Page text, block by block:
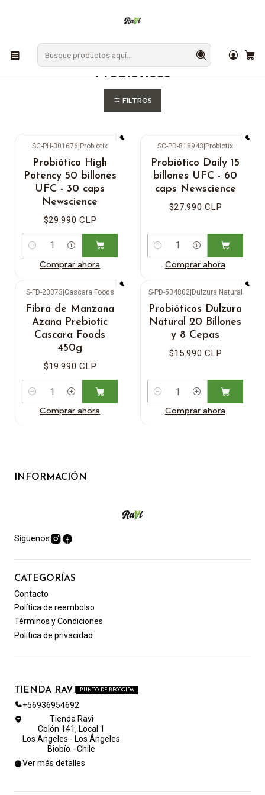
Probióticos
FILTROS
SC-PH-301676|Probiotix
Probiótico High
Potency 50 billones
UFC - 30 caps
Newscience
$29.990 CLP
Cantidad
Comprar ahora
SC-PD-818943|Probiotix
Probiótico Daily 15
billones UFC - 60
caps Newscience
$27.990 CLP
Cantidad
Comprar ahora
S-FD-23373 Cascara Foods
Fibra de Manzana
Azana Prebiotic
Cascara Foods
450g
$19.990 CLP
Cantidad
Comprar ahora
S-PD-534802| Dulzura Natural
Probióticos Dulzura
Natural 20 Billones
y 8 Cepas
$15.990 CLP
Cantidad
Comprar ahora
INFORMACIÓN
Síguenos
CATEGORÍAS
Contacto
Política de reembolso
Términos y Condiciones
Política de privacidad
TIENDA RAVI PUNTO DE RECOGIDA
+56936954692
Tienda Ravi
Colón 141, Local 1
Los Angeles - Los Ángeles
Biobío - Chile
Ver más detalles